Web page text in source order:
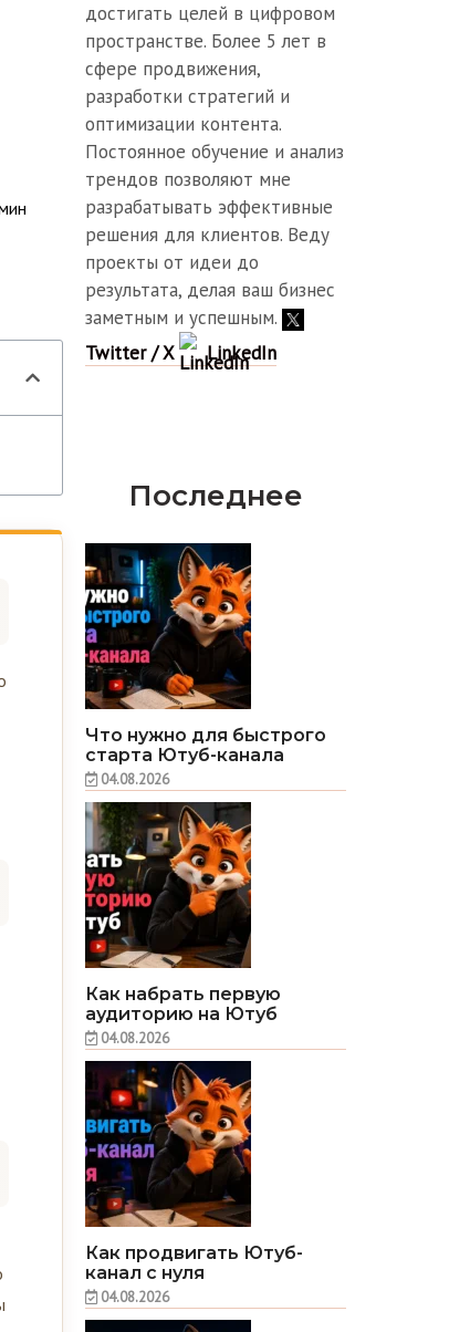
достигать целей в цифровом
пространстве. Более 5 лет в
сфере продвижения,
разработки стратегий и
оптимизации контента.
Постоянное обучение и анализ
трендов позволяют мне
разрабатывать эффективные
решения для клиентов. Веду
проекты от идеи до
результата, делая ваш бизнес
заметным и успешным.
Twitter / X
LinkedIn
Последнее
Что нужно для быстрого
старта Ютуб-канала
04.08.2026
Как набрать первую
аудиторию на Ютуб
04.08.2026
Как продвигать Ютуб-
канал с нуля
04.08.2026